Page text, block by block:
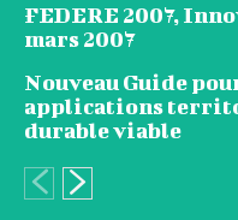
FEDERE 2007,
mars 2007
Nouveau Guide
applications
durable viable